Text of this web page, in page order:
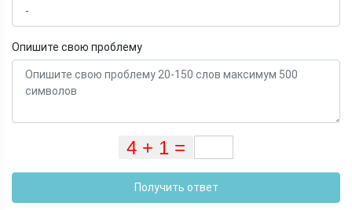
Опишите свою проблему
Получить ответ